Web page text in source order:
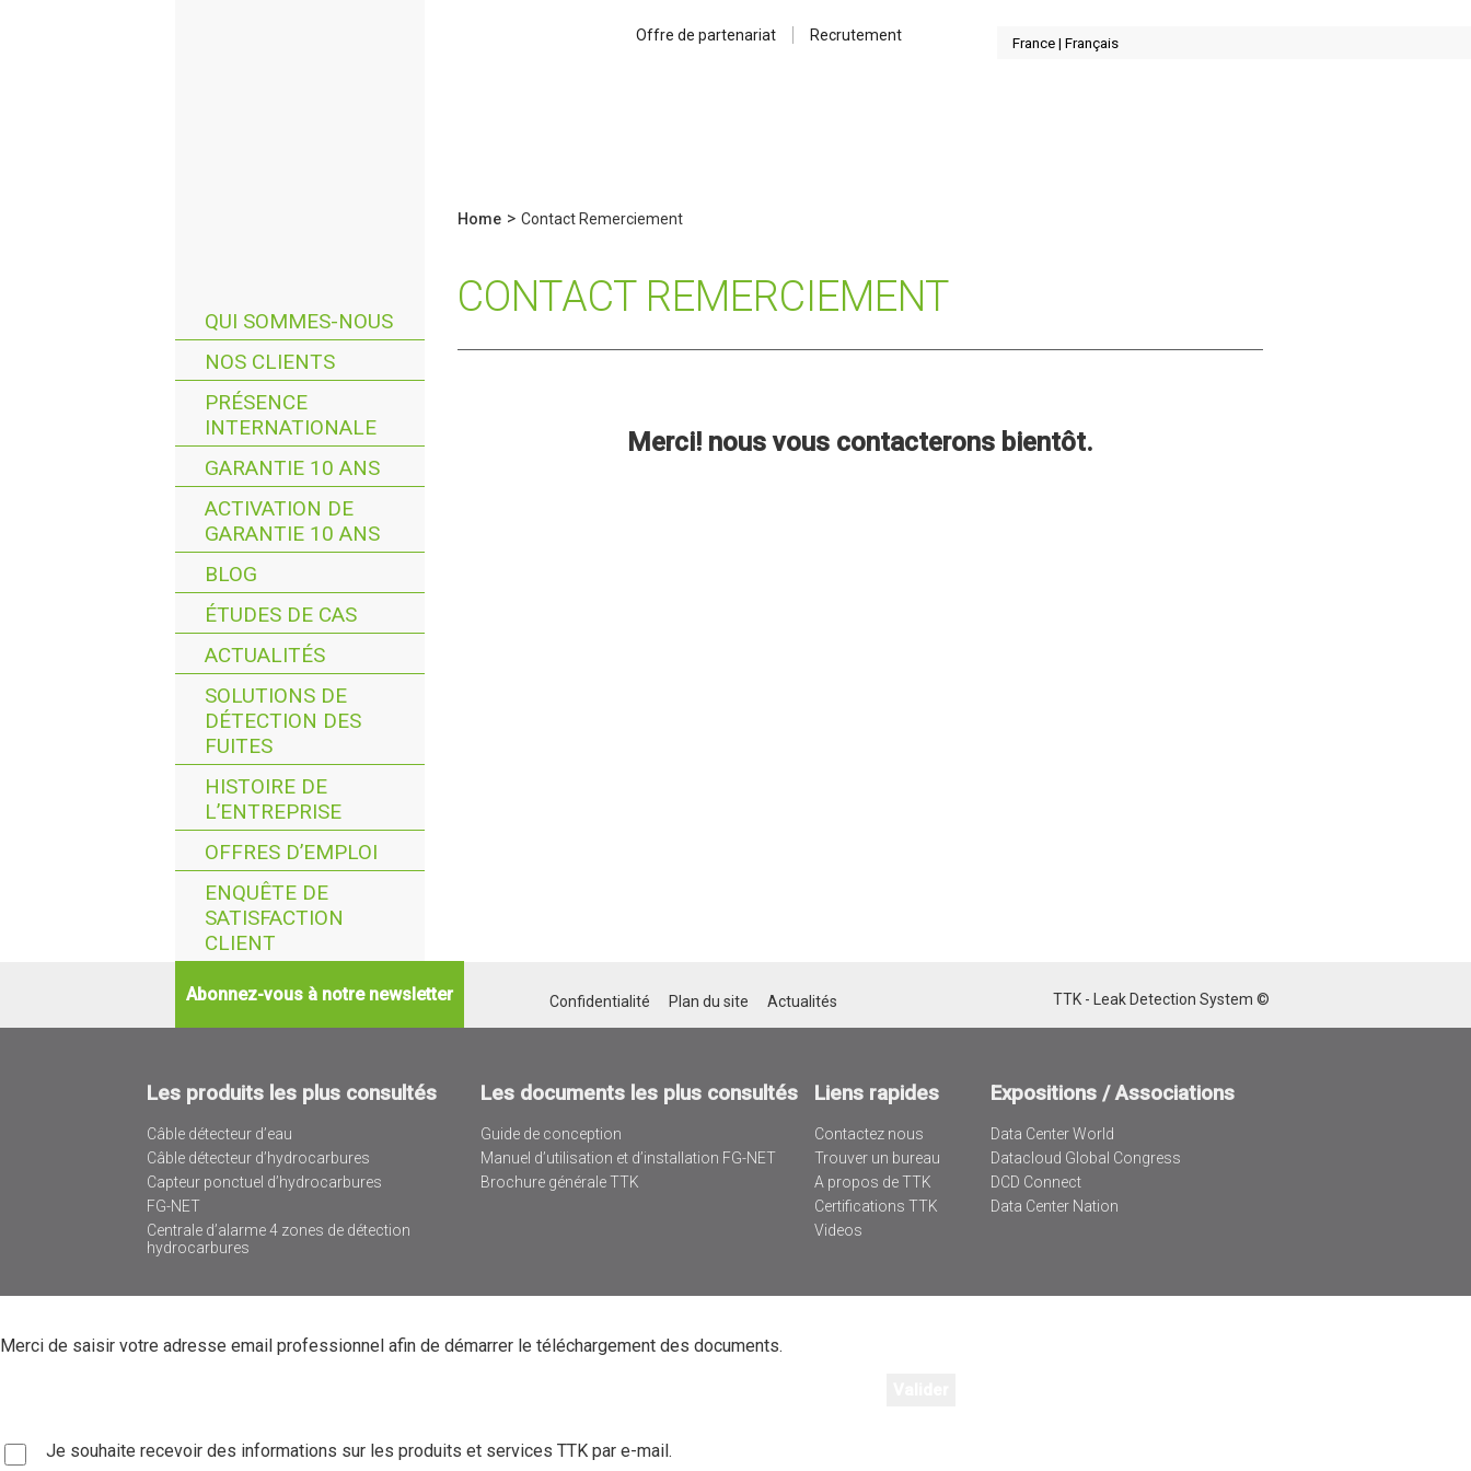
Offre de partenariat Recrutement
QUI SOMMES-NOUS
NOS CLIENTS
PRÉSENCE
INTERNATIONALE
GARANTIE 10 ANS
ACTIVATION DE
GARANTIE 10 ANS
BLOG
ÉTUDES DE CAS
ACTUALITÉS
SOLUTIONS DE
DÉTECTION DES
FUITES
HISTOIRE DE
L’ENTREPRISE
OFFRES D’EMPLOI
ENQUÊTE DE
SATISFACTION
CLIENT
Home > Contact Remerciement
CONTACT REMERCIEMENT
Merci! nous vous contacterons bientôt.
Abonnez-vous à notre newsletter Confidentialité Plan du site Actualités TTK - Leak Detection System ©
Les produits les plus consultés
Câble détecteur d’eau
Câble détecteur d’hydrocarbures
Capteur ponctuel d’hydrocarbures
FG-NET
Centrale d’alarme 4 zones de détection
hydrocarbures
Les documents les plus consultés
Guide de conception
Manuel d’utilisation et d’installation FG-NET
Brochure générale TTK
Liens rapides
Contactez nous
Trouver un bureau
A propos de TTK
Certifications TTK
Videos
Expositions / Associations
Data Center World
Datacloud Global Congress
DCD Connect
Data Center Nation
Merci de saisir votre adresse email professionnel afin de démarrer le téléchargement des documents.
Je souhaite recevoir des informations sur les produits et services TTK par e-mail.